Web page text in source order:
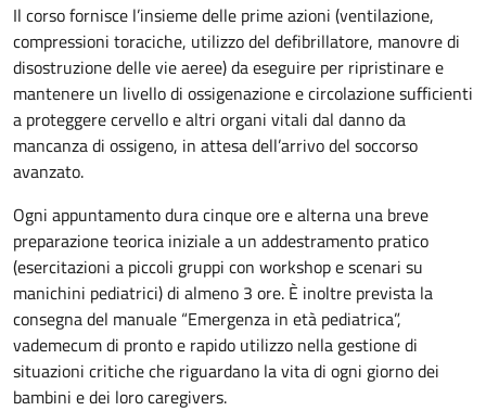
Il corso fornisce l’insieme delle prime azioni (ventilazione,
compressioni toraciche, utilizzo del defibrillatore, manovre di
disostruzione delle vie aeree) da eseguire per ripristinare e
mantenere un livello di ossigenazione e circolazione sufficienti
a proteggere cervello e altri organi vitali dal danno da
mancanza di ossigeno, in attesa dell’arrivo del soccorso
avanzato.
Ogni appuntamento dura cinque ore e alterna una breve
preparazione teorica iniziale a un addestramento pratico
(esercitazioni a piccoli gruppi con workshop e scenari su
manichini pediatrici) di almeno 3 ore. È inoltre prevista la
consegna del manuale “Emergenza in età pediatrica”,
vademecum di pronto e rapido utilizzo nella gestione di
situazioni critiche che riguardano la vita di ogni giorno dei
bambini e dei loro caregivers.